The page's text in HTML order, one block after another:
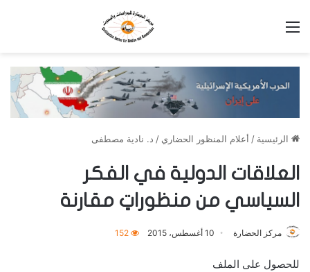
الرئيسية / أعلام المنظور الحضاري / د. نادية مصطفى
العلاقات الدولية في الفكر
السياسي من منظوراتٍ مقارنة
مركز الحضارة 10 أغسطس، 2015 152
للحصول على الملف